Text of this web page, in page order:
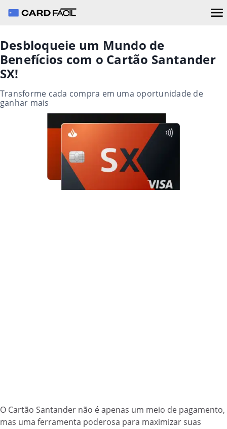
Desbloqueie um Mundo de
Benefícios com o Cartão Santander
SX!
Transforme cada compra em uma oportunidade de
ganhar mais
O Cartão Santander não é apenas um meio de pagamento,
mas uma ferramenta poderosa para maximizar suas